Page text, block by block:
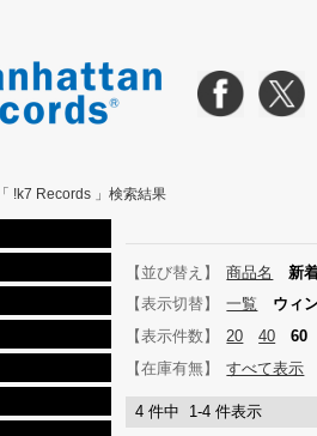
「 !k7 Records 」検索結果
【並び替え】 商品名 新
【表示切替】
一覧
ウィ
【表示件数】
20 40
60
【在庫有無】
すべて表示
4 件中 1-4 件表示